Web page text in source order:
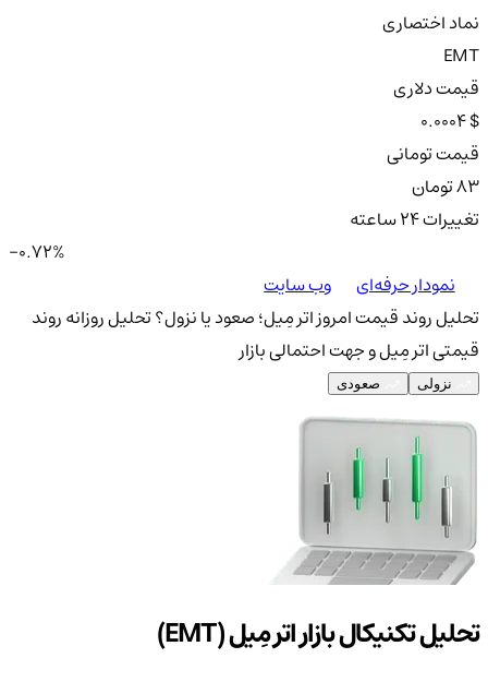
نماد اختصاری
EMT
قیمت دلاری
0.0004 $
قیمت تومانی
83 تومان
تغییرات ۲۴ ساعته
-0.72%
نمودار حرفه‌ای
وب سایت
تحلیل روند قیمت امروز اتر مِیل؛ صعود یا نزول؟تحلیل روزانه روند
قیمتی اتر مِیل و جهت احتمالی بازار
نزولی صعودی
تحلیل تکنیکال بازار اتر مِیل (EMT)